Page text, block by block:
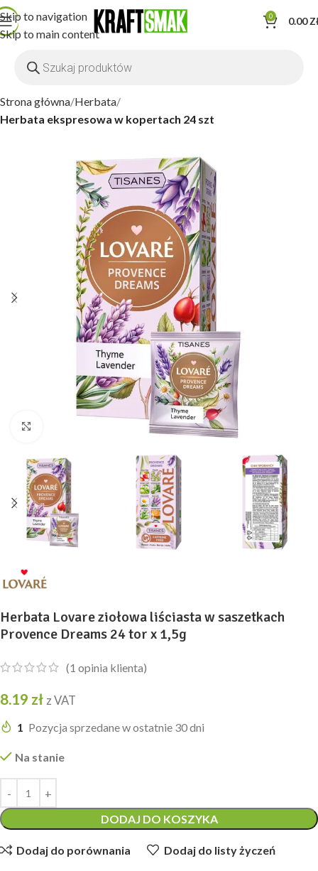
Skip to navigation
Skip to main content
0 0.00
Strona główna Herbata
Herbata ekspresowa w kopertach 24 szt
Kliknij, aby powiększyć
Herbata Lovare ziołowa liściasta w saszetkach
Provence Dreams 24 tor x 1,5g
(1 opinia klienta)
8.19 zł z VAT
1 Pozycja sprzedane w ostatnie 30 dni
Na stanie
DODAJ DO KOSZYKA
Dodaj do porównania Dodaj do listy życzeń